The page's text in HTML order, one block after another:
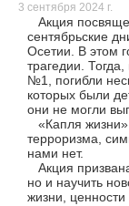
3 сентября 2024 г.
Акция
сентябрьские
Осетии. В этом
трагедии.
№1, погибли
которых были
они не могли
«Капля жизни»
терроризма,
нами нет.
Акция
но и научить
жизни,